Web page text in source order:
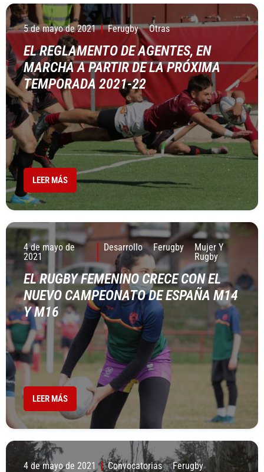
5 de mayo de 2021 Ferugby Otras
EL REGLAMENTO DE AGENTES, EN
MARCHA A PARTIR DE LA PRÓXIMA
TEMPORADA 2021-22
LEER MÁS
4 de mayo de
2021
Desarrollo Ferugby
Mujer Y
Rugby
EL RUGBY FEMENINO CRECE CON EL
NUEVO CAMPEONATO DE ESPAÑA M14
Y M16
LEER MÁS
4 de mayo de 2021 Convocatorias Ferugby